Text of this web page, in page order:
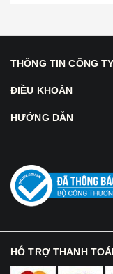
THÔNG TIN CÔNG TY
ĐIỀU KHOẢN
HƯỚNG DẪN
HỖ TRỢ THANH